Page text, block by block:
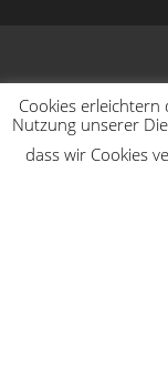
Cookies
Nutzung unserer
dass wir Cookies